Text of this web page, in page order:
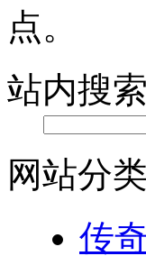
点。
站内搜索
网站分类
传